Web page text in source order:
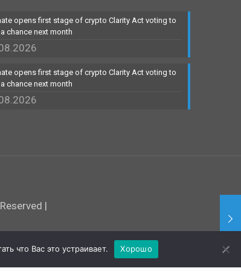
opens first stage of crypto Clarity Act voting to
chance next month
opens first stage of crypto Clarity Act voting to
chance next month
|
что Вас это устраивает. Хорошо